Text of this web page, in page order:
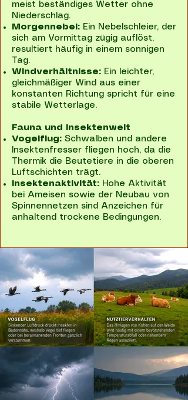
meist beständiges Wetter ohne
Niederschlag.
Morgennebel: Ein Nebelschleier, der
sich am Vormittag zügig auflöst,
resultiert häufig in einem sonnigen
Tag.
Windverhältnisse: Ein leichter,
gleichmäßiger Wind aus einer
konstanten Richtung spricht für eine
stabile Wetterlage.
Fauna und Insektenwelt
Vogelflug: Schwalben und andere
Insektenfresser fliegen hoch, da die
Thermik die Beutetiere in die oberen
Luftschichten trägt.
Insektenaktivität: Hohe Aktivität
bei Ameisen sowie der Neubau von
Spinnennetzen sind Anzeichen für
anhaltend trockene Bedingungen.